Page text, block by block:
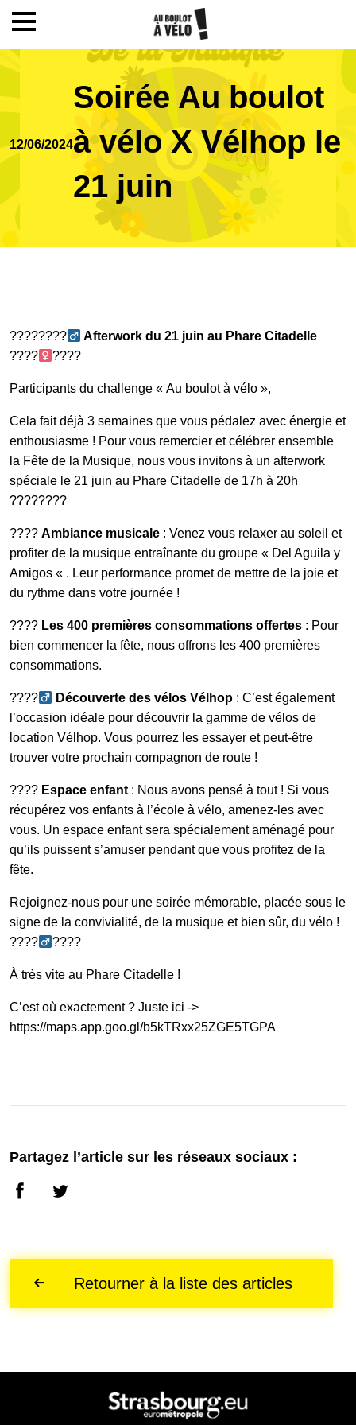
Accueil
Inscription
Actualités
Résultats
FAQ
Contact
12/06/2024
Soirée Au boulot
à vélo X Vélhop le
21 juin
????????‍
Afterwork du 21 juin au Phare Citadelle
????‍
????
Participants du challenge « Au boulot à vélo »,
Cela fait déjà 3 semaines que vous pédalez avec énergie et
enthousiasme ! Pour vous remercier et célébrer ensemble
la Fête de la Musique, nous vous invitons à un afterwork
spéciale le 21 juin au Phare Citadelle de 17h à 20h
????????
???? Ambiance musicale : Venez vous relaxer au soleil et
profiter de la musique entraînante du groupe « Del Aguila y
Amigos « . Leur performance promet de mettre de la joie et
du rythme dans votre journée !
???? Les 400 premières consommations offertes : Pour
bien commencer la fête, nous offrons les 400 premières
consommations.
????‍ Découverte des vélos Vélhop : C’est également
l’occasion idéale pour découvrir la gamme de vélos de
location Vélhop. Vous pourrez les essayer et peut-être
trouver votre prochain compagnon de route !
???? Espace enfant : Nous avons pensé à tout ! Si vous
récupérez vos enfants à l’école à vélo, amenez-les avec
vous. Un espace enfant sera spécialement aménagé pour
qu’ils puissent s’amuser pendant que vous profitez de la
fête.
Rejoignez-nous pour une soirée mémorable, placée sous le
signe de la convivialité, de la musique et bien sûr, du vélo !
????‍
????
À très vite au Phare Citadelle !
C’est où exactement ? Juste ici ->
https://maps.app.goo.gl/b5kTRxx25ZGE5TGPA
Partagez l’article sur les réseaux sociaux :
Retourner à la liste des articles